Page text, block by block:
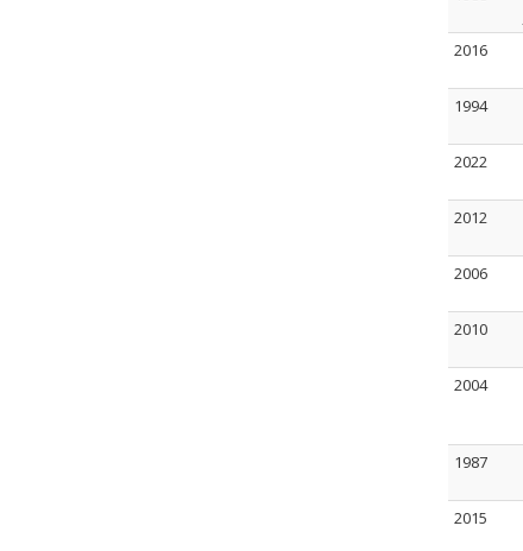
2016
1994
2022
2012
2006
2010
2004
1987
2015